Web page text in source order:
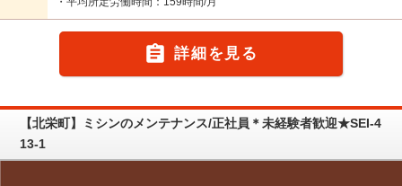
 詳細を見る
【北栄町】ミシンのメンテナンス/正社員＊未経験者歓迎★SEI-4
13-1